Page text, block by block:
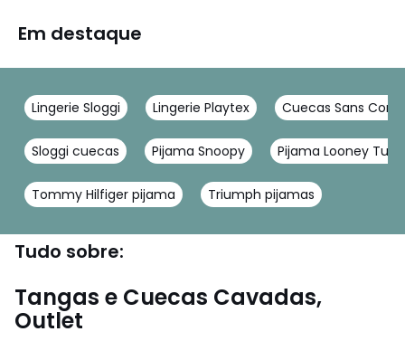
Em destaque
Lingerie Sloggi Lingerie Playtex Cuecas Sans
Sloggi cuecas Pijama Snoopy Pijama Looney
Tommy Hilfiger pijama Triumph pijamas
Tudo sobre:
Tangas e Cuecas Cavadas,
Outlet